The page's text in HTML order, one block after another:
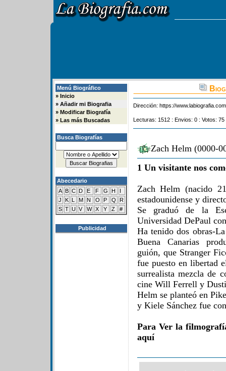
Menú Biográfico
» Inicio
» Añadir mi Biografia
» Modificar Biografía
» Las más Buscadas
Busca Biografías
Abecedario
A B C D E F G H
I
J
K L M N O P Q
R
S T U V W X Y Z #
Publicidad
Dirección: https://
Lecturas: 1512 : Envios: 0 : Votos:
Zach Helm (0000-
1 Un visitante nos
Zach Helm (nacido
estadounidense y
Se graduó de la
Universidad DePaul
Ha tenido dos obras-
Buena Canarias
guión, que Stranger
fue puesto en libertad
surrealista mezcla de
cine Will Ferrell y
Helm se planteó en
y Kiele Sánchez fue
Para Ver la
aquí